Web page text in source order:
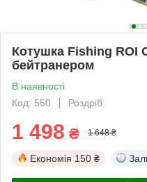
Котушка Fishing ROI
бейтранером
В наявності
Код: 550
Роздріб
1 498 ₴ 1 648 ₴
Економія 150 ₴